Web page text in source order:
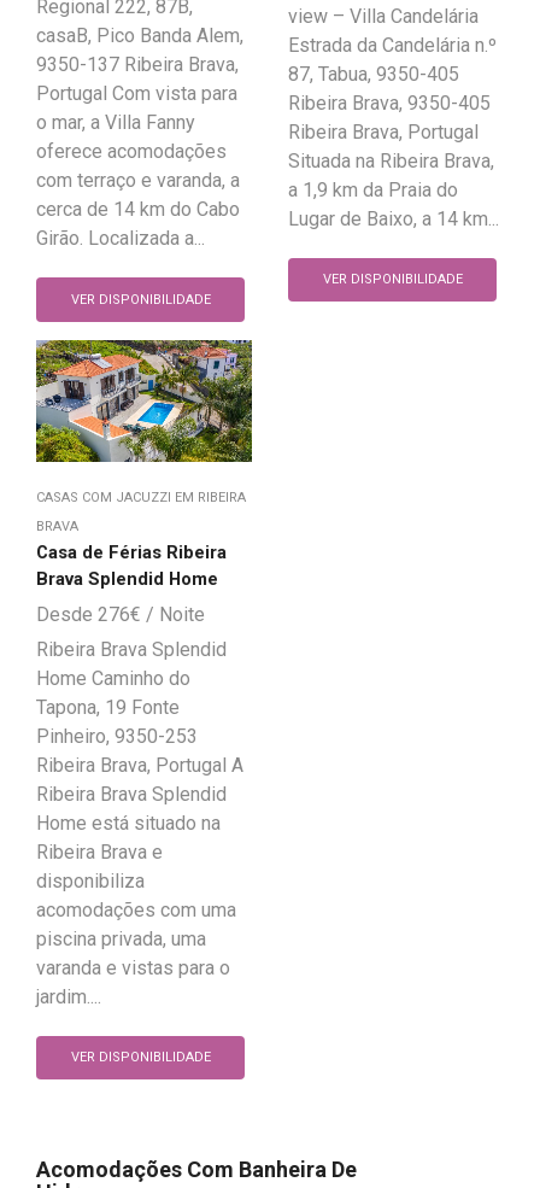
Regional 222, 87B,
casaB, Pico Banda Alem,
9350-137 Ribeira Brava,
Portugal Com vista para
o mar, a Villa Fanny
oferece acomodações
com terraço e varanda, a
cerca de 14 km do Cabo
Girão. Localizada a...
VER DISPONIBILIDADE
view – Villa Candelária
Estrada da Candelária n.º
87, Tabua, 9350-405
Ribeira Brava, 9350-405
Ribeira Brava, Portugal
Situada na Ribeira Brava,
a 1,9 km da Praia do
Lugar de Baixo, a 14 km...
VER DISPONIBILIDADE
CASAS COM JACUZZI EM RIBEIRA
BRAVA
Casa de Férias Ribeira
Brava Splendid Home
276€
Ribeira Brava Splendid
Home Caminho do
Tapona, 19 Fonte
Pinheiro, 9350-253
Ribeira Brava, Portugal A
Ribeira Brava Splendid
Home está situado na
Ribeira Brava e
disponibiliza
acomodações com uma
piscina privada, uma
varanda e vistas para o
jardim....
VER DISPONIBILIDADE
Acomodações Com Banheira De